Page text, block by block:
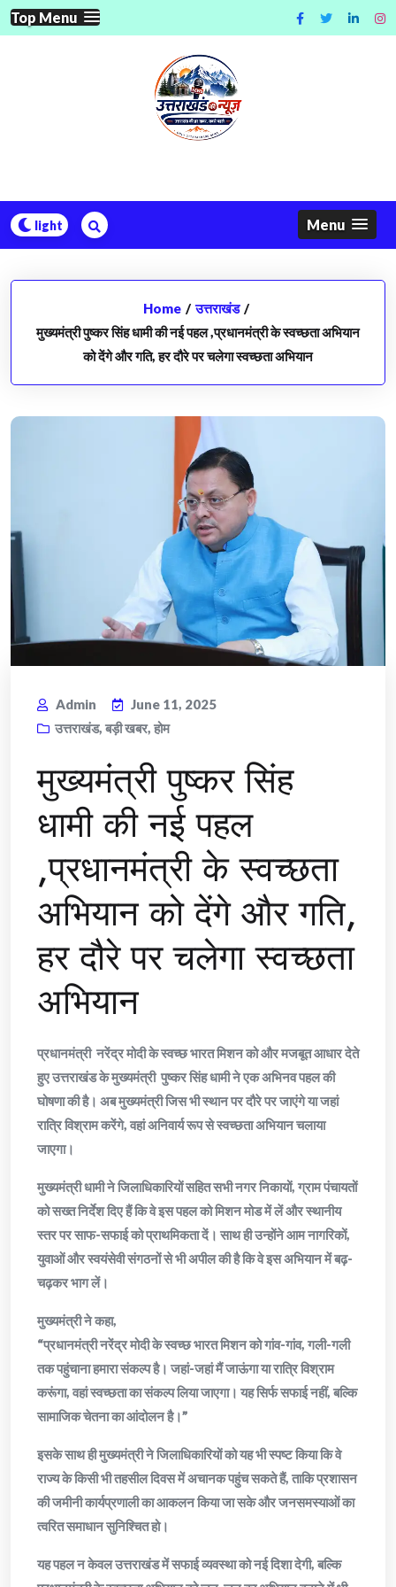
Skip
to
Top Menu
Menu
Home / उत्तराखंड /
मुख्यमंत्री पुष्कर सिंह धामी की नई पहल ,प्रधानमंत्री के स्वच्छता अभियान
को देंगे और गति, हर दौरे पर चलेगा स्वच्छता अभियान
Admin
June 11, 2025
उत्तराखंड, बड़ी खबर, होम
मुख्यमंत्री पुष्कर सिंह
धामी की नई पहल
,प्रधानमंत्री के स्वच्छता
अभियान को देंगे और गति,
हर दौरे पर चलेगा स्वच्छता
अभियान
प्रधानमंत्री नरेंद्र मोदी के स्वच्छ भारत मिशन को और मजबूत आधार देते
हुए उत्तराखंड के मुख्यमंत्री पुष्कर सिंह धामी ने एक अभिनव पहल की
घोषणा की है। अब मुख्यमंत्री जिस भी स्थान पर दौरे पर जाएंगे या जहां
रात्रि विश्राम करेंगे, वहां अनिवार्य रूप से स्वच्छता अभियान चलाया
जाएगा।
मुख्यमंत्री धामी ने जिलाधिकारियों सहित सभी नगर निकायों, ग्राम पंचायतों
को सख्त निर्देश दिए हैं कि वे इस पहल को मिशन मोड में लें और स्थानीय
स्तर पर साफ-सफाई को प्राथमिकता दें। साथ ही उन्होंने आम नागरिकों,
युवाओं और स्वयंसेवी संगठनों से भी अपील की है कि वे इस अभियान में बढ़-
चढ़कर भाग लें।
मुख्यमंत्री ने कहा,
“प्रधानमंत्री नरेंद्र मोदी के स्वच्छ भारत मिशन को गांव-गांव, गली-गली
तक पहुंचाना हमारा संकल्प है। जहां-जहां मैं जाऊंगा या रात्रि विश्राम
करूंगा, वहां स्वच्छता का संकल्प लिया जाएगा। यह सिर्फ सफाई नहीं, बल्कि
सामाजिक चेतना का आंदोलन है।”
इसके साथ ही मुख्यमंत्री ने जिलाधिकारियों को यह भी स्पष्ट किया कि वे
राज्य के किसी भी तहसील दिवस में अचानक पहुंच सकते हैं, ताकि प्रशासन
की जमीनी कार्यप्रणाली का आकलन किया जा सके और जनसमस्याओं का
त्वरित समाधान सुनिश्चित हो।
यह पहल न केवल उत्तराखंड में सफाई व्यवस्था को नई दिशा देगी, बल्कि